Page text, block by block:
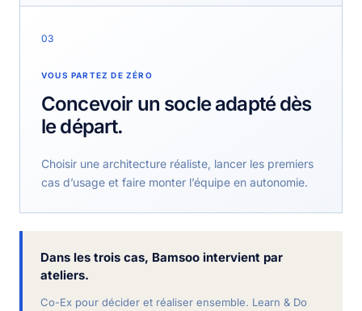
03
VOUS PARTEZ DE ZÉRO
Concevoir un socle adapté dès
le départ.
Choisir une architecture réaliste, lancer les premiers
cas d’usage et faire monter l’équipe en autonomie.
Dans les trois cas, Bamsoo intervient par
ateliers.
Co-Ex pour décider et réaliser ensemble. Learn & Do